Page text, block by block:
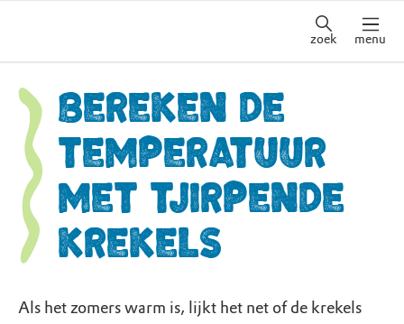
zoek menu
Bereken de
temperatuur
met tjirpende
krekels
Als het zomers warm is, lijkt het net of de krekels